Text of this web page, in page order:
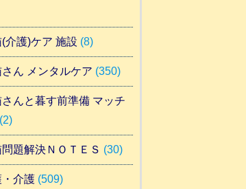
介護)ケア 施設 (8)
ん メンタルケア (350)
んと暮す前準備 マッチ
題解決ＮＯＴＥＳ (30)
介護(509)